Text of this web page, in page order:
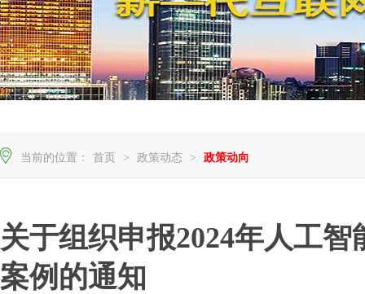
当前的位置： 首页 > 政策动态 > 政策动向
关于组织申报2024年人工
案例的通知